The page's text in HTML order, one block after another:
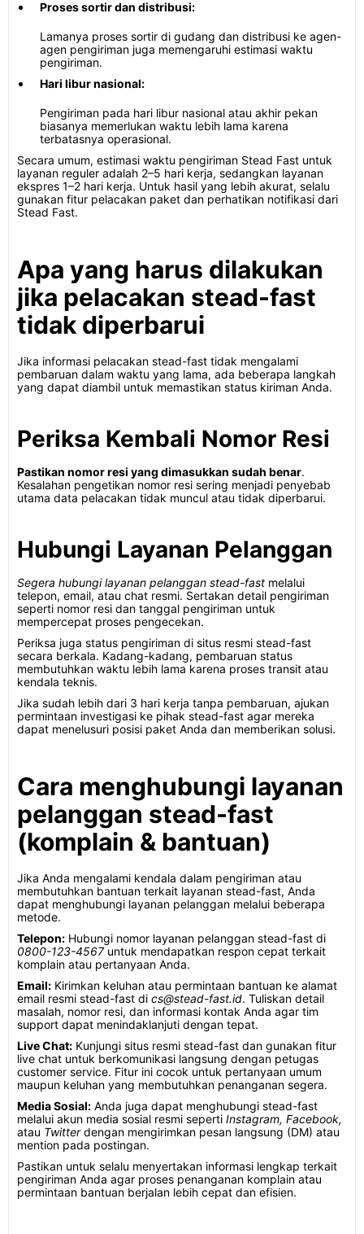
Proses sortir dan distribusi:
Lamanya proses sortir di gudang dan distribusi ke agen-
agen pengiriman juga memengaruhi estimasi waktu
pengiriman.
Hari libur nasional:
Pengiriman pada hari libur nasional atau akhir pekan
biasanya memerlukan waktu lebih lama karena
terbatasnya operasional.
Secara umum, estimasi waktu pengiriman Stead Fast untuk
layanan reguler adalah 2–5 hari kerja, sedangkan layanan
ekspres 1–2 hari kerja. Untuk hasil yang lebih akurat, selalu
gunakan fitur pelacakan paket dan perhatikan notifikasi dari
Stead Fast.
Apa yang harus dilakukan
jika pelacakan stead-fast
tidak diperbarui
Jika informasi pelacakan stead-fast tidak mengalami
pembaruan dalam waktu yang lama, ada beberapa langkah
yang dapat diambil untuk memastikan status kiriman Anda.
Periksa Kembali Nomor Resi
Pastikan nomor resi yang dimasukkan sudah benar.
Kesalahan pengetikan nomor resi sering menjadi penyebab
utama data pelacakan tidak muncul atau tidak diperbarui.
Hubungi Layanan Pelanggan
Segera hubungi layanan pelanggan stead-fast melalui
telepon, email, atau chat resmi. Sertakan detail pengiriman
seperti nomor resi dan tanggal pengiriman untuk
mempercepat proses pengecekan.
Periksa juga status pengiriman di situs resmi stead-fast
secara berkala. Kadang-kadang, pembaruan status
membutuhkan waktu lebih lama karena proses transit atau
kendala teknis.
Jika sudah lebih dari 3 hari kerja tanpa pembaruan, ajukan
permintaan investigasi ke pihak stead-fast agar mereka
dapat menelusuri posisi paket Anda dan memberikan solusi.
Cara menghubungi layanan
pelanggan stead-fast
(komplain & bantuan)
Jika Anda mengalami kendala dalam pengiriman atau
membutuhkan bantuan terkait layanan stead-fast, Anda
dapat menghubungi layanan pelanggan melalui beberapa
metode.
Telepon: Hubungi nomor layanan pelanggan stead-fast di
0800-123-4567untuk mendapatkan respon cepat terkait
komplain atau pertanyaan Anda.
Email: Kirimkan keluhan atau permintaan bantuan ke alamat
email resmi stead-fast di cs@stead-fast.id. Tuliskan detail
masalah, nomor resi, dan informasi kontak Anda agar tim
support dapat menindaklanjuti dengan tepat.
Live Chat: Kunjungi situs resmi stead-fast dan gunakan fitur
live chat untuk berkomunikasi langsung dengan petugas
customer service. Fitur ini cocok untuk pertanyaan umum
maupun keluhan yang membutuhkan penanganan segera.
Media Sosial: Anda juga dapat menghubungi stead-fast
melalui akun media sosial resmi seperti Instagram, Facebook,
atau Twitterdengan mengirimkan pesan langsung (DM) atau
mention pada postingan.
Pastikan untuk selalu menyertakan informasi lengkap terkait
pengiriman Anda agar proses penanganan komplain atau
permintaan bantuan berjalan lebih cepat dan efisien.